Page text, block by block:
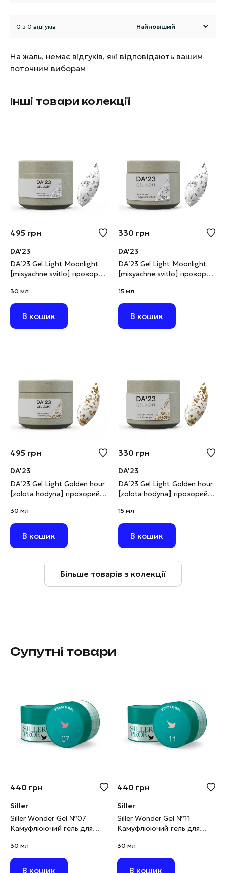
0 з 0 відгуків
На жаль, немає відгуків, які відповідають вашим
поточним виборам
Інші товари колекції
495 грн
DA'23
DA’23 Gel Light Moonlight
[misyachne svitlo] прозорий
30 мл
В кошик
330 грн
DA'23
DA’23 Gel Light Moonlight
[misyachne svitlo] прозорий
15 мл
В кошик
495 грн
DA'23
DA’23 Gel Light Golden hour
[zolota hodyna] прозорий з
30 мл
В кошик
330 грн
DA'23
DA’23 Gel Light Golden hour
[zolota hodyna] прозорий з
15 мл
В кошик
Більше товарів з колекції
Супутні товари
440 грн
Siller
Siller Wonder Gel №07
Камуфлюючий гель для
рожево-бежевий, 30 мл
30 мл
В кошик
440 грн
Siller
Siller Wonder Gel №11
Камуфлюючий гель для
персиково-рожевий, 30 мл
30 мл
В кошик